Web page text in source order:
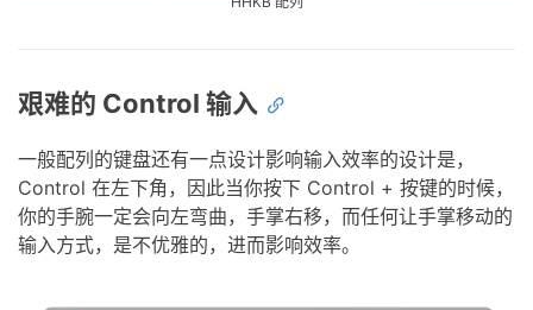
艰难的 Control 输入
一般配列的键盘还有一点设计影响输入效率的设计是，
Control 在左下角，因此当你按下 Control + 按键的时候，
你的手腕一定会向左弯曲，手掌右移，而任何让手掌移动的
输入方式，是不优雅的，进而影响效率。